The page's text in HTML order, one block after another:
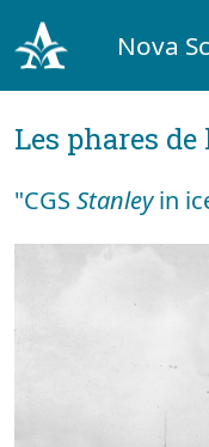
Nova
Les phares
"CGS Stanleyin